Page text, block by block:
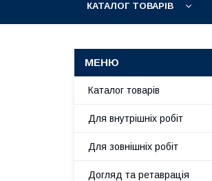
КАТАЛОГ ТОВАРІВ
Каталог товарів
Для внутрішніх робіт
Для зовнішніх робіт
Догляд та ретаврація